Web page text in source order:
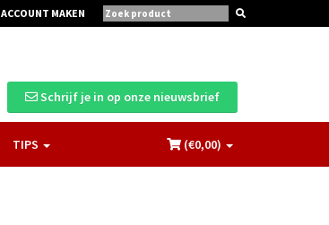
ACCOUNT MAKEN
Schrijf je in op onze nieuwsbrief
TIPS (€0,00)